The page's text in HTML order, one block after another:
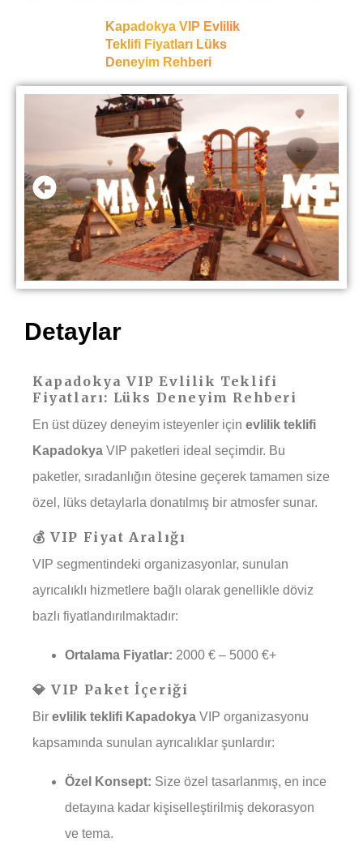
Kapadokya VIP Evlilik
Teklifi Fiyatları Lüks
Deneyim Rehberi
Detaylar
Kapadokya VIP Evlilik Teklifi
Fiyatları: Lüks Deneyim Rehberi
En üst düzey deneyim isteyenler için evlilik teklifi
Kapadokya VIP paketleri ideal seçimdir. Bu
paketler, sıradanlığın ötesine geçerek tamamen size
özel, lüks detaylarla donatılmış bir atmosfer sunar.
💰 VIP Fiyat Aralığı
VIP segmentindeki organizasyonlar, sunulan
ayrıcalıklı hizmetlere bağlı olarak genellikle döviz
bazlı fiyatlandırılmaktadır:
Ortalama Fiyatlar: 2000 € – 5000 €+
💎 VIP Paket İçeriği
Bir evlilik teklifi Kapadokya VIP organizasyonu
kapsamında sunulan ayrıcalıklar şunlardır:
Özel Konsept: Size özel tasarlanmış, en ince
detayına kadar kişiselleştirilmiş dekorasyon
ve tema.